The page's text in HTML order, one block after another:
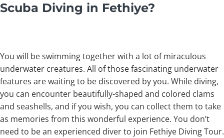
Scuba Diving in Fethiye?
You will be swimming together with a lot of miraculous
underwater creatures. All of those fascinating underwater
features are waiting to be discovered by you. While diving,
you can encounter beautifully-shaped and colored clams
and seashells, and if you wish, you can collect them to take
as memories from this wonderful experience. You don’t
need to be an experienced diver to join Fethiye Diving Tour.